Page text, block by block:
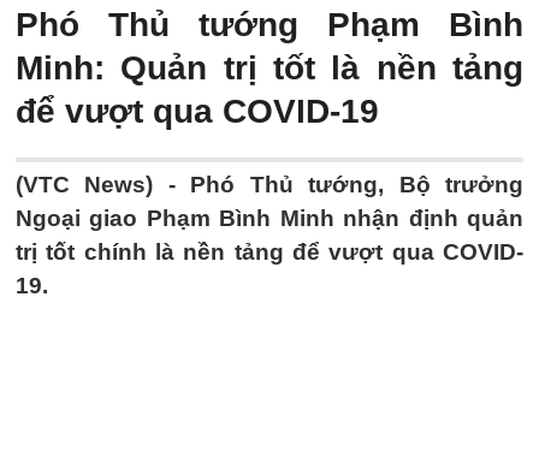
Phó Thủ tướng Phạm Bình
Minh: Quản trị tốt là nền tảng
để vượt qua COVID-19
(VTC News) - Phó Thủ tướng, Bộ trưởng
Ngoại giao Phạm Bình Minh nhận định quản
trị tốt chính là nền tảng để vượt qua COVID-
19.